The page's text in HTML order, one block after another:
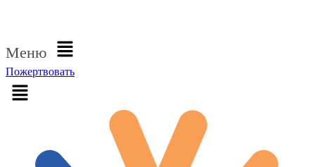
Меню
Пожертвовать